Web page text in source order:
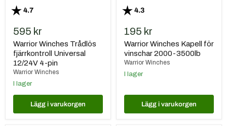
Betyg:
4.7
595 kr
Warrior Winches Trådlös
fjärrkontroll Universal
12/24V 4-pin
Warrior Winches
I lager
Lägg i varukorgen
Betyg:
4.3
195 kr
Warrior Winches Kapell för
vinschar 2000-3500lb
Warrior Winches
I lager
Lägg i varukorgen